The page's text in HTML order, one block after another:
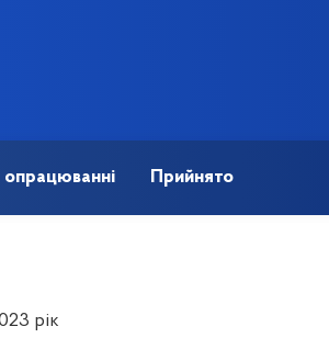
Прийнято
рік